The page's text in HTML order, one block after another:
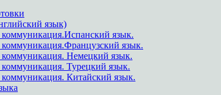
язык)
язык.
язык.
Немецкий язык.
Турецкий язык.
Китайский язык.